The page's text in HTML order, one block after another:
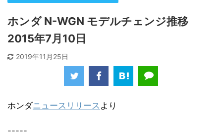
ホンダ N-WGN モデルチェンジ推移
2015年7月10日
2019年11月25日
ホンダニュースリリース より
-----